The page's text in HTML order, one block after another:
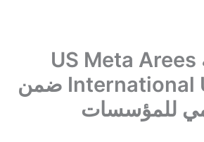
إدراج جامعة US Meta Arees
International University ضمن
للمؤسسات